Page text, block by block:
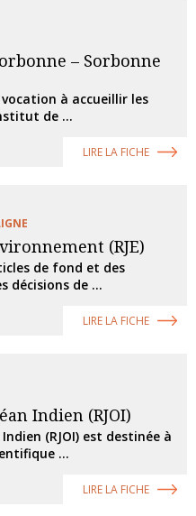
– Sorbonne
à accueillir les
de ...
LIRE LA FICHE
(RJE)
de fond et des
décisions de ...
LIRE LA FICHE
Indien (RJOI)
(RJOI) est destinée à
...
LIRE LA FICHE